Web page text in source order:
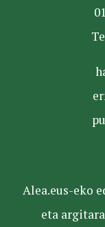
Alea.eus-eko
eta